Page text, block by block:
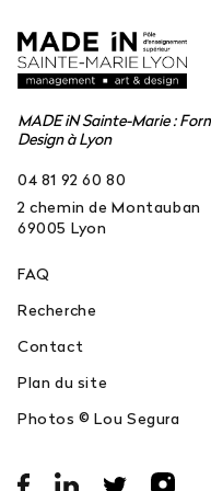
MADE iN Sainte-Marie :
Design à Lyon
04 81 92 60 80
2 chemin de Montauban
69005 Lyon
FAQ
Recherche
Contact
Plan du site
Photos © Lou Segura